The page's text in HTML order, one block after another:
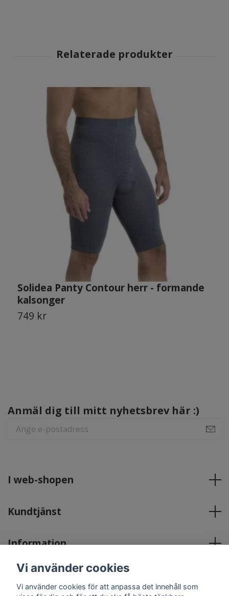
Solidea Panty Contour herr - formande
kalsonger
749 kr
Anmäl dig till mitt nyhetsbrev här :)
I web-shopen
Kundtjänst
Information
Sociala medier
Vi använder cookies
Vi använder cookies för att anpassa det innehåll som